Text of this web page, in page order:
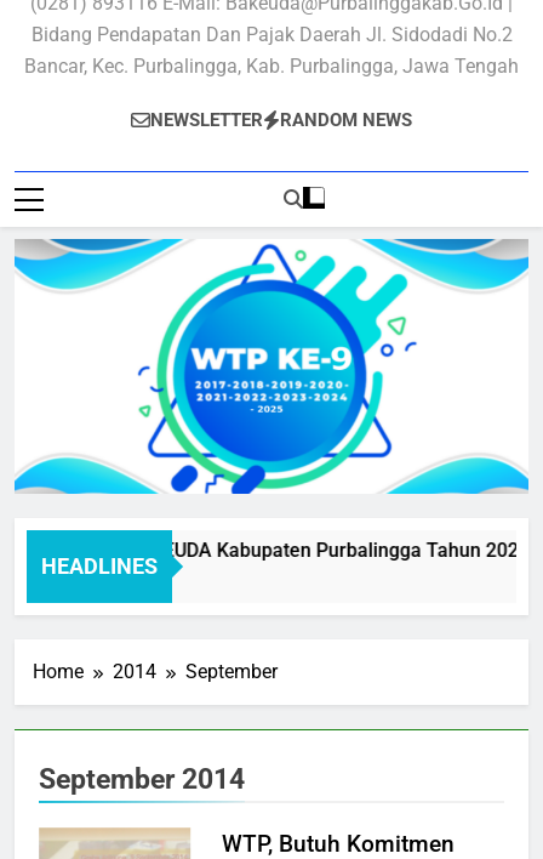
Bidang Pendapatan Dan Pajak Daerah Jl. Sidodadi No.2
Bancar, Kec. Purbalingga, Kab. Purbalingga, Jawa Tengah
NEWSLETTER RANDOM NEWS
HEADLINES
Pelayanan BAKEUDA Kabupaten Purbalingga Tahun
Home 2014 September
September 2014
WTP, Butuh Komitmen